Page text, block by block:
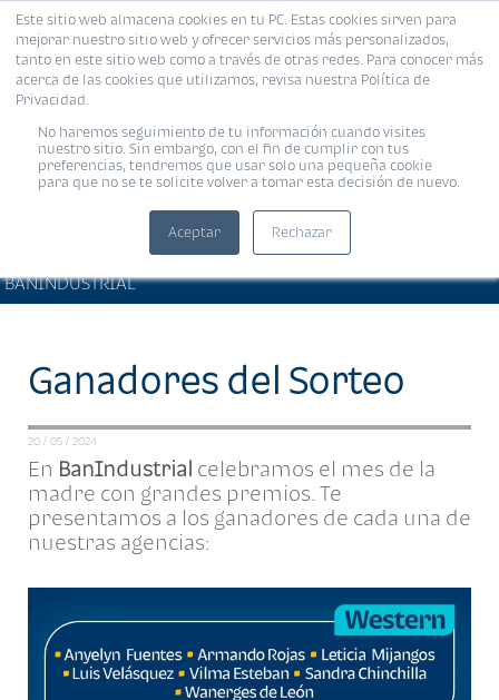
Este sitio web almacena cookies en tu PC. Estas cookies sirven para
mejorar nuestro sitio web y ofrecer servicios más personalizados,
tanto en este sitio web como a través de otras redes. Para conocer más
acerca de las cookies que utilizamos, revisa nuestra Política de
Privacidad.
No haremos seguimiento de tu información cuando visites
nuestro sitio. Sin embargo, con el fin de cumplir con tus
preferencias, tendremos que usar solo una pequeña cookie
para que no se te solicite volver a tomar esta decisión de nuevo.
Aceptar Rechazar
MENÚ
BANINDUSTRIAL
Ganadores del Sorteo
20 / 05 / 2024
En BanIndustrial celebramos el mes de la
madre con grandes premios. Te
presentamos a los ganadores de cada una de
nuestras agencias: